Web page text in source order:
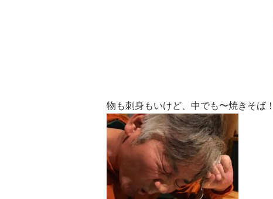
物も刺身もいけど、中でも〜焼きそば！